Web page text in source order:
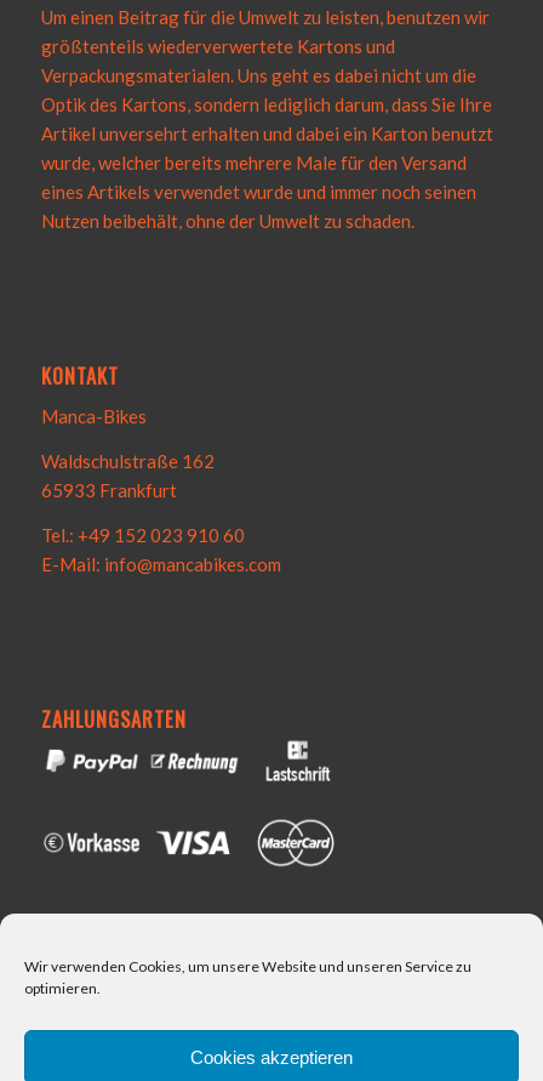
Wir verwenden Cookies, um unsere Website und unseren Service zu
optimieren.
Cookies akzeptieren
Um einen Beitrag für die Umwelt zu leisten, benutzen wir
größtenteils wiederverwertete Kartons und
Verpackungsmaterialen. Uns geht es dabei nicht um die
Optik des Kartons, sondern lediglich darum, dass Sie Ihre
Artikel unversehrt erhalten und dabei ein Karton benutzt
wurde, welcher bereits mehrere Male für den Versand
eines Artikels verwendet wurde und immer noch seinen
Nutzen beibehält, ohne der Umwelt zu schaden.
KONTAKT
Manca-Bikes
Waldschulstraße 162
65933 Frankfurt
Tel.: +49 152 023 910 60
E-Mail: info@mancabikes.com
ZAHLUNGSARTEN